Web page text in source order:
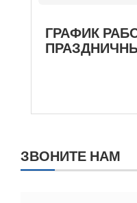
ГРАФИК
ЗВОНИТЕ НАМ